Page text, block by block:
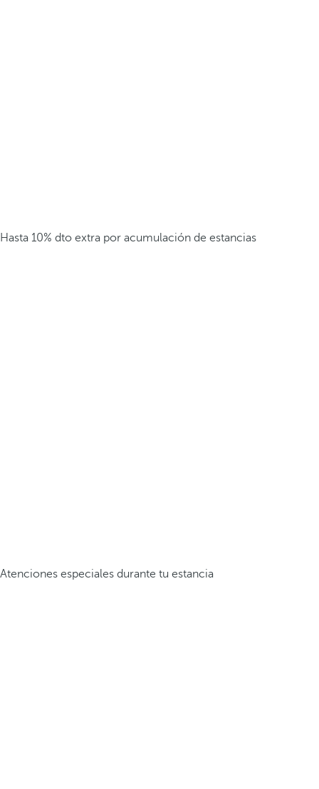
Hasta 10% dto extra por acumulación de estancias
Atenciones especiales durante tu estancia